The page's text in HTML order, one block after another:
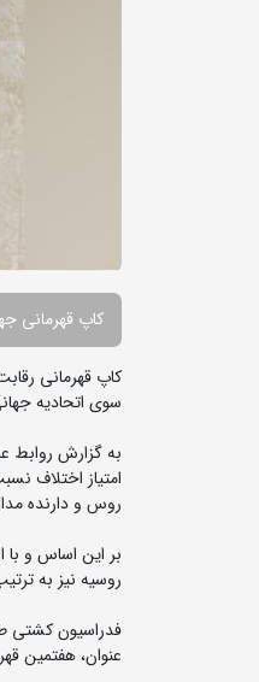
کاپ قهرمانی جهان ۲۰۱۵ به
سوی اتحادیه
امتیاز اختلاف
روس و دارنده مدال نقره وزن ۹۷ کیلوگرم این مسابقات، نتایج و
روسیه نیز به ترتیب با ۴۶ و ۴۴ امتیاز در جایگاه‌های دوم و
فدراسیون کشتی
عنوان، هفتمین